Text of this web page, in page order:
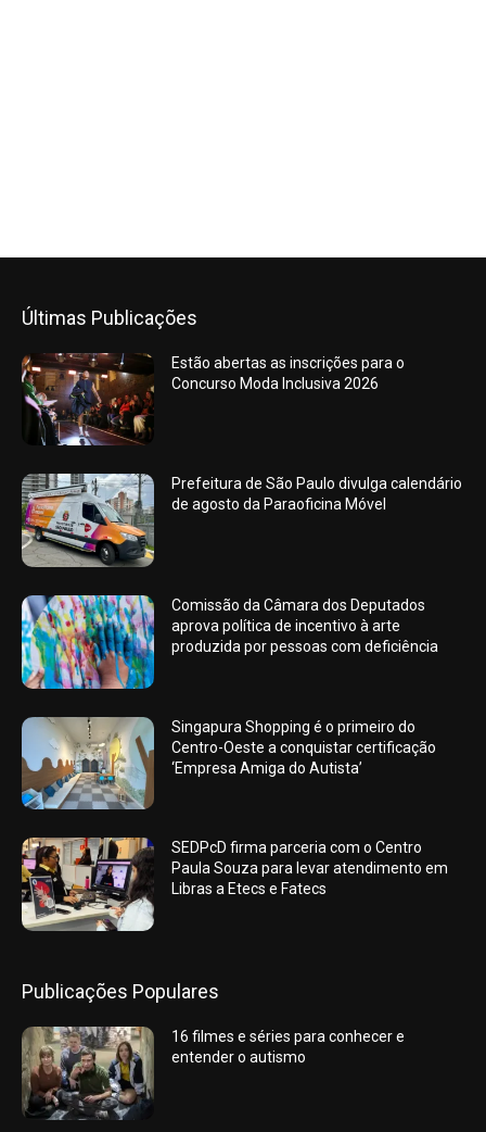
Últimas Publicações
Estão abertas as inscrições para o
Concurso Moda Inclusiva 2026
Prefeitura de São Paulo divulga calendário
de agosto da Paraoficina Móvel
Comissão da Câmara dos Deputados
aprova política de incentivo à arte
produzida por pessoas com deficiência
Singapura Shopping é o primeiro do
Centro-Oeste a conquistar certificação
‘Empresa Amiga do Autista’
SEDPcD firma parceria com o Centro
Paula Souza para levar atendimento em
Libras a Etecs e Fatecs
Publicações Populares
16 filmes e séries para conhecer e
entender o autismo